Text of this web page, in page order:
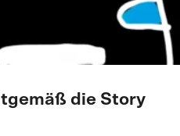
die Story